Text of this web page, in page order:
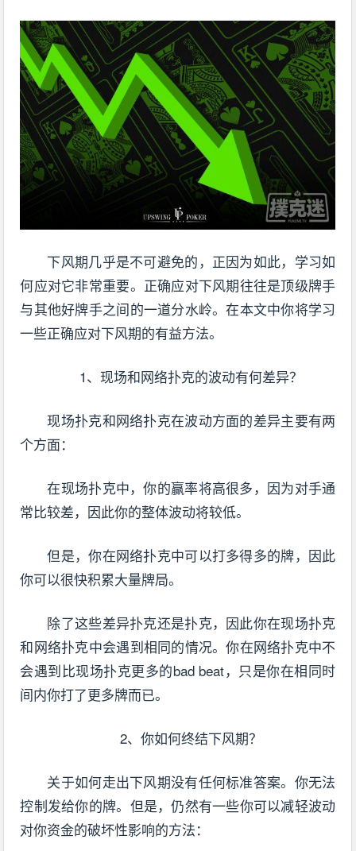
下风期几乎是不可避免的，正因为如此，学习如
何应对它非常重要。正确应对下风期往往是顶级牌手
与其他好牌手之间的一道分水岭。在本文中你将学习
一些正确应对下风期的有益方法。
1、现场和网络扑克的波动有何差异？
现场扑克和网络扑克在波动方面的差异主要有两
个方面：
在现场扑克中，你的赢率将高很多，因为对手通
常比较差，因此你的整体波动将较低。
但是，你在网络扑克中可以打多得多的牌，因此
你可以很快积累大量牌局。
除了这些差异扑克还是扑克，因此你在现场扑克
和网络扑克中会遇到相同的情况。你在网络扑克中不
会遇到比现场扑克更多的bad beat，只是你在相同时
间内你打了更多牌而已。
2、你如何终结下风期？
关于如何走出下风期没有任何标准答案。你无法
控制发给你的牌。但是，仍然有一些你可以减轻波动
对你资金的破坏性影响的方法：